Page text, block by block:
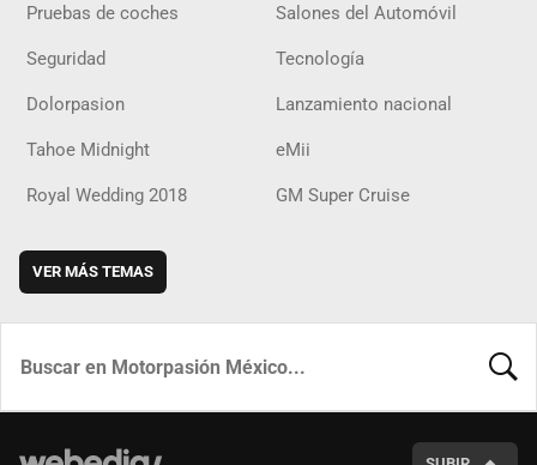
Pruebas de coches Salones del Automóvil
Seguridad Tecnología
Dolorpasion Lanzamiento nacional
Tahoe Midnight eMii
Royal Wedding 2018 GM Super Cruise
VER MÁS TEMAS